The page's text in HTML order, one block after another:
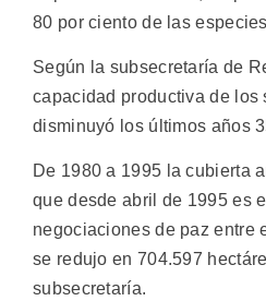
80 por ciento de las
Según la subsecretaría de
capacidad productiva de los
disminuyó los últimos años
De 1980 a 1995 la cubierta
que desde abril de 1995 es
negociaciones de paz entre
se redujo en 704.597
subsecretaría.